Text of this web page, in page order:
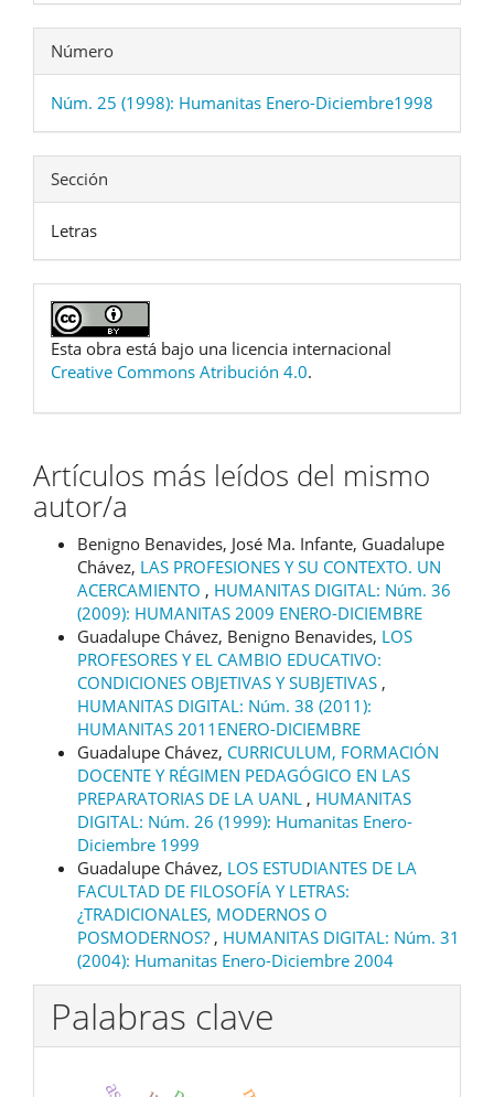
Número
Núm. 25 (1998): Humanitas Enero-Diciembre1998
Sección
Letras
Esta obra está bajo una licencia internacional
Creative Commons Atribución 4.0.
Artículos más leídos del mismo
autor/a
Benigno Benavides, José Ma. Infante, Guadalupe
Chávez, LAS PROFESIONES Y SU CONTEXTO. UN
ACERCAMIENTO , HUMANITAS DIGITAL: Núm. 36
(2009): HUMANITAS 2009 ENERO-DICIEMBRE
Guadalupe Chávez, Benigno Benavides, LOS
PROFESORES Y EL CAMBIO EDUCATIVO:
CONDICIONES OBJETIVAS Y SUBJETIVAS ,
HUMANITAS DIGITAL: Núm. 38 (2011):
HUMANITAS 2011ENERO-DICIEMBRE
Guadalupe Chávez, CURRICULUM, FORMACIÓN
DOCENTE Y RÉGIMEN PEDAGÓGICO EN LAS
PREPARATORIAS DE LA UANL , HUMANITAS
DIGITAL: Núm. 26 (1999): Humanitas Enero-
Diciembre 1999
Guadalupe Chávez, LOS ESTUDIANTES DE LA
FACULTAD DE FILOSOFÍA Y LETRAS:
¿TRADICIONALES, MODERNOS O
POSMODERNOS? , HUMANITAS DIGITAL: Núm. 31
(2004): Humanitas Enero-Diciembre 2004
Palabras clave